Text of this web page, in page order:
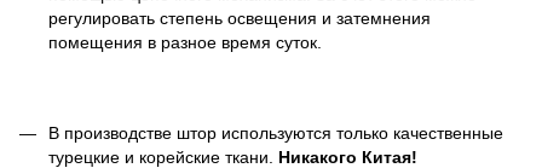
регулировать степень освещения и затемнения
помещения в разное время суток.
В производстве штор используются только качественные
турецкие и корейские ткани. Никакого Китая!